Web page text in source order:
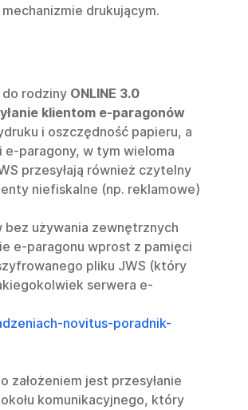
drukującym.
rodziny ONLINE 3.0
klientom e-paragonów
i oszczędność papieru, a
e-paragony, w tym wieloma
przesyłają również czytelny
niefiskalne (np. reklamowe)
bez używania zewnętrznych
e-paragonu wprost z pamięci
pliku JWS (który
serwera e-
novitus-poradnik-
jest przesyłanie
komunikacyjnego, który